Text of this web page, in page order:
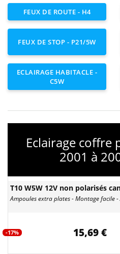
FEUX DE ROUTE - H4
FEUX DE STOP - P21/5W
ECLAIRAGE HABITACLE -
C5W
Eclairage coffre
2001 à
T10 W5W 12V non polarisés
Ampoules extra plates - Montage facile
-17% 15,69 €